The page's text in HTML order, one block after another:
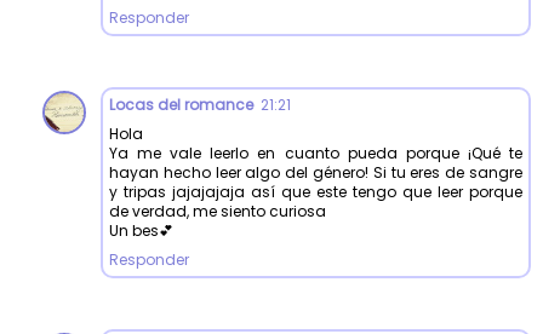
Responder
Locas del romance 21:21
Hola
Ya me vale leerlo en cuanto pueda porque ¡Qué te
hayan hecho leer algo del género! Si tu eres de sangre
y tripas jajajajaja así que este tengo que leer porque
de verdad, me siento curiosa
Un bes💕
Responder